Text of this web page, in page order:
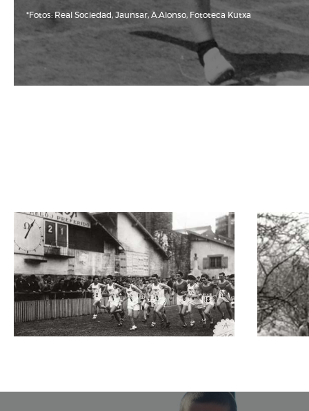
*Fotos: Real Sociedad, Jaunsar, A.Alonso, Fototeca Kutxa